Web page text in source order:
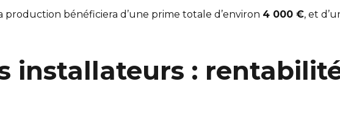
bénéficiera d’une prime totale d’environ 4 000 €, et
installateurs :